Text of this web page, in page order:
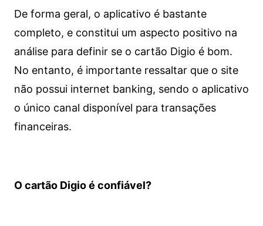
De forma geral, o aplicativo é bastante
completo, e constitui um aspecto positivo na
análise para definir se o cartão Digio é bom.
No entanto, é importante ressaltar que o site
não possui internet banking, sendo o aplicativo
o único canal disponível para transações
financeiras.
O cartão Digio é confiável?